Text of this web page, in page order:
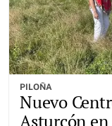
PILOÑA
Nuevo
Asturcón